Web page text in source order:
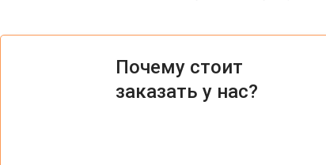
Почему стоит
заказать у нас?